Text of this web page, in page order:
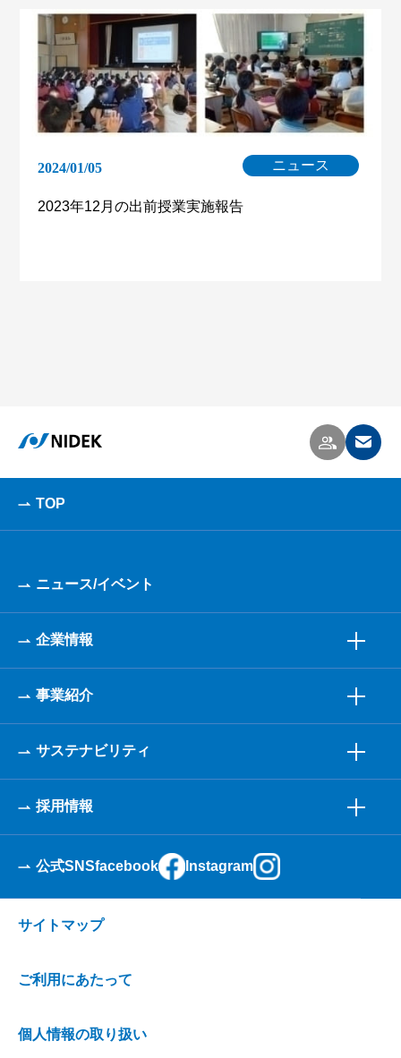
2024/01/05 ニュース
2023年12月の出前授業実施報告
TOP
ニュース/イベント
企業情報
事業紹介
サステナビリティ
採用情報
公式SNSfacebook Instagram
サイトマップ
ご利用にあたって
個人情報の取り扱い